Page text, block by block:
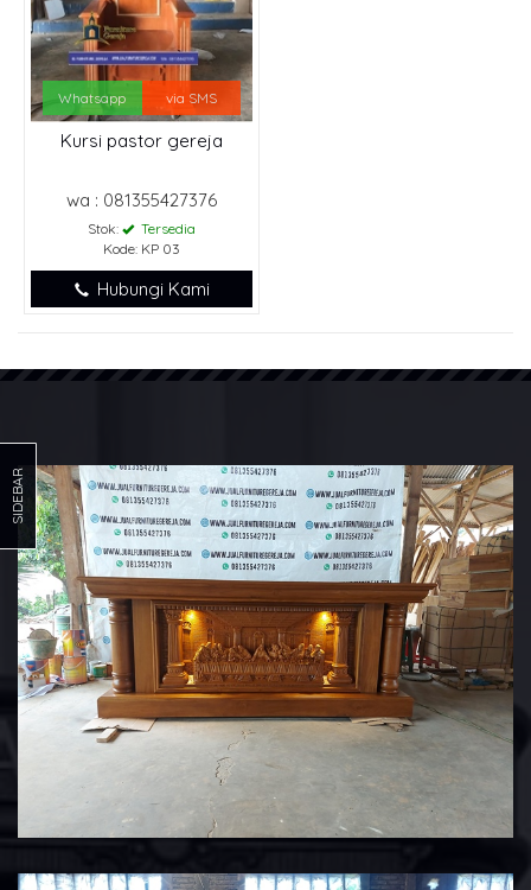
Whatsapp via SMS
Kursi pastor gereja
wa : 081355427376
Stok:
Tersedia
Kode: KP 03
Hubungi Kami
SIDEBAR